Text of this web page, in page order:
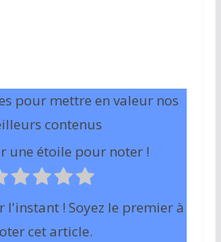
pour mettre en valeur nos
contenus
une étoile pour noter !
l'instant ! Soyez le premier à
cet article.